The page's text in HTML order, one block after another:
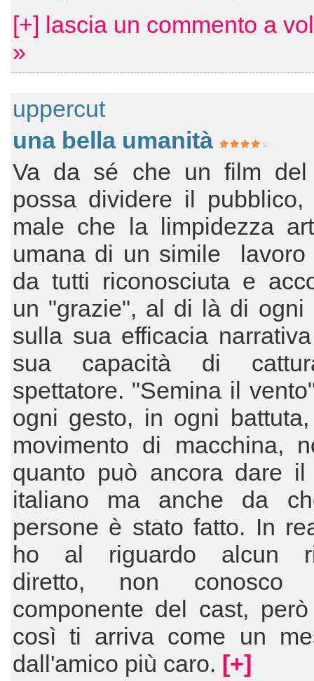
[+] lascia un commento a
»
uppercut
una bella umanità
Va da sé che un film del
possa dividere il
male che la limpidezza
umana di un simile lavoro
da tutti riconosciuta e
un "grazie", al di là di ogni
sulla sua efficacia
sua capacità di
spettatore. "Semina il
ogni gesto, in ogni
movimento di macchina,
quanto può ancora dare il
italiano ma anche da
persone è stato fatto. In
ho al riguardo alcun
diretto, non conosco
componente del cast,
così ti arriva come un
dall'amico più caro. [+]